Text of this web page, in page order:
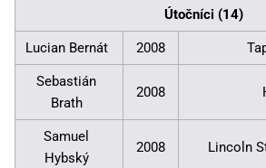
Útočníci (14)
Lucian Bernát 2008
Sebastián
Brath
2008
Samuel
Hybský
2008 Lincoln